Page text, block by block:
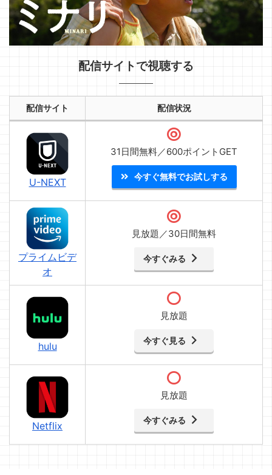
配信サイトで視聴する
配信サイト 配信状況
U-NEXT
31日間無料／600ポイントGET
今すぐ無料でお試しする
プライムビデ
オ
見放題／30日間無料
今すぐみる
hulu
見放題
今すぐ見る
Netflix
見放題
今すぐみる